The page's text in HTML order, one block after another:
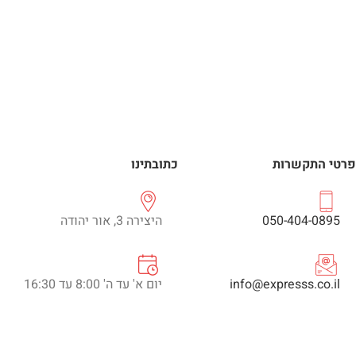
פרטי התקשרות
050-404-0895
info@expresss.co.il
כתובתינו
היצירה 3, אור יהודה
יום א' עד ה' 8:00 עד 16:30